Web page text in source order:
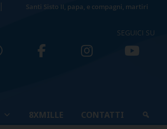
Santi Sisto II, papa, e compagni, martiri
SEGUICI SU
8XMILLE CONTATTI